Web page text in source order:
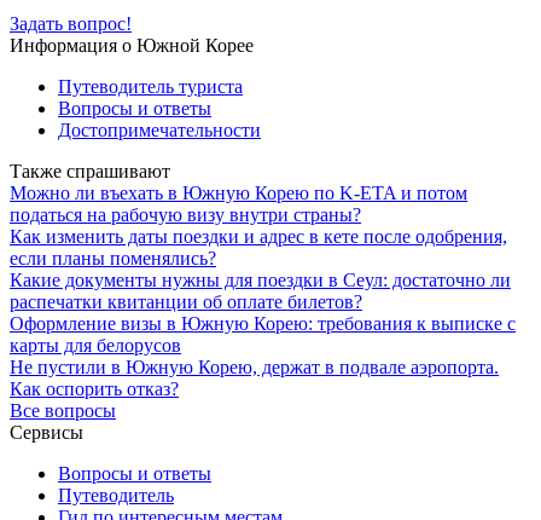
Задать вопрос!
Информация о Южной Корее
Путеводитель туриста
Вопросы и ответы
Достопримечательности
Также спрашивают
Можно ли въехать в Южную Корею по K-ETA и потом
податься на рабочую визу внутри страны?
Как изменить даты поездки и адрес в кете после одобрения,
если планы поменялись?
Какие документы нужны для поездки в Сеул: достаточно ли
распечатки квитанции об оплате билетов?
Оформление визы в Южную Корею: требования к выписке с
карты для белорусов
Не пустили в Южную Корею, держат в подвале аэропорта.
Как оспорить отказ?
Все вопросы
Сервисы
Вопросы и ответы
Путеводитель